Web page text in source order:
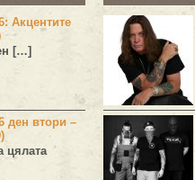
Акцентите
[…]
ден втори –
цялата